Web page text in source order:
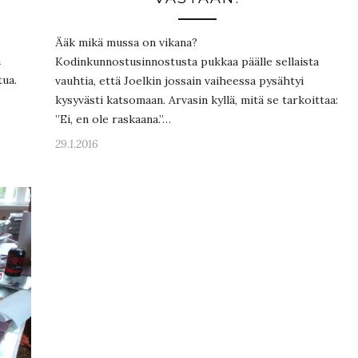
Ääk mikä mussa on vikana?
Kodinkunnostusinnostusta pukkaa päälle sellaista
vauhtia, että Joelkin jossain vaiheessa pysähtyi
kysyvästi katsomaan. Arvasin kyllä, mitä se tarkoittaa:
”Ei, en ole raskaana.”…
29.1.2016